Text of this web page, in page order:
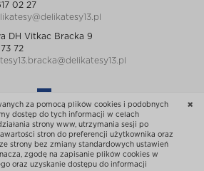
02 27
DH Vitkac Bracka 9
72
Wszelkie prawa zastrzeżone
za pomocą plików cookies i podobnych
dostęp do tych informacji w celach
strony www, utrzymania sesji po
stron do preferencji użytkownika oraz
strony bez zmiany standardowych ustawień
zgodę na zapisanie plików cookies w
oraz uzyskanie dostępu do informacji